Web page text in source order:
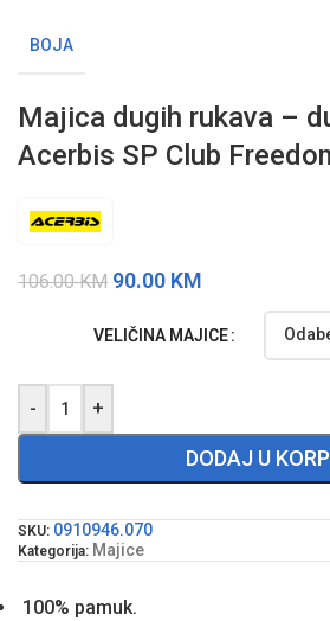
BOJA
Majica dugih rukava –
Acerbis SP Club
106.00KM 90.00 KM
VELIČINA MAJICE
- +
DODAJ U
SKU: 0910946.070
Kategorija: Majice
100% pamuk.